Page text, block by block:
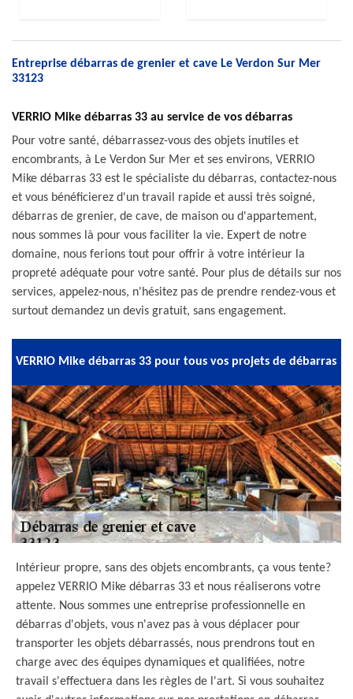
Entreprise débarras de grenier et cave Le Verdon Sur Mer
33123
VERRIO Mike débarras 33 au service de vos débarras
Pour votre santé, débarrassez-vous des objets inutiles et
encombrants, à Le Verdon Sur Mer et ses environs, VERRIO
Mike débarras 33 est le spécialiste du débarras, contactez-nous
et vous bénéficierez d'un travail rapide et aussi très soigné,
débarras de grenier, de cave, de maison ou d'appartement,
nous sommes là pour vous faciliter la vie. Expert de notre
domaine, nous ferions tout pour offrir à votre intérieur la
propreté adéquate pour votre santé. Pour plus de détails sur nos
services, appelez-nous, n'hésitez pas de prendre rendez-vous et
surtout demandez un devis gratuit, sans engagement.
VERRIO Mike débarras 33 pour tous vos projets de débarras
Intérieur propre, sans des objets encombrants, ça vous tente?
appelez VERRIO Mike débarras 33 et nous réaliserons votre
attente. Nous sommes une entreprise professionnelle en
débarras d'objets, vous n'avez pas à vous déplacer pour
transporter les objets débarrassés, nous prendrons tout en
charge avec des équipes dynamiques et qualifiées, notre
travail s'effectuera dans les règles de l'art. Si vous souhaitez